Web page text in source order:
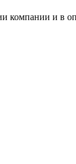
компании и в